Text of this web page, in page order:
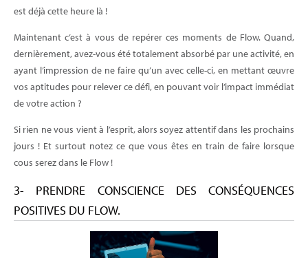
est déjà cette heure là !
Maintenant c’est à vous de repérer ces moments de Flow. Quand,
dernièrement, avez-vous été totalement absorbé par une activité, en
ayant l’impression de ne faire qu’un avec celle-ci, en mettant œuvre
vos aptitudes pour relever ce défi, en pouvant voir l’impact immédiat
de votre action ?
Si rien ne vous vient à l’esprit, alors soyez attentif dans les prochains
jours ! Et surtout notez ce que vous êtes en train de faire lorsque
cous serez dans le Flow !
3- PRENDRE CONSCIENCE DES CONSÉQUENCES
POSITIVES DU FLOW.